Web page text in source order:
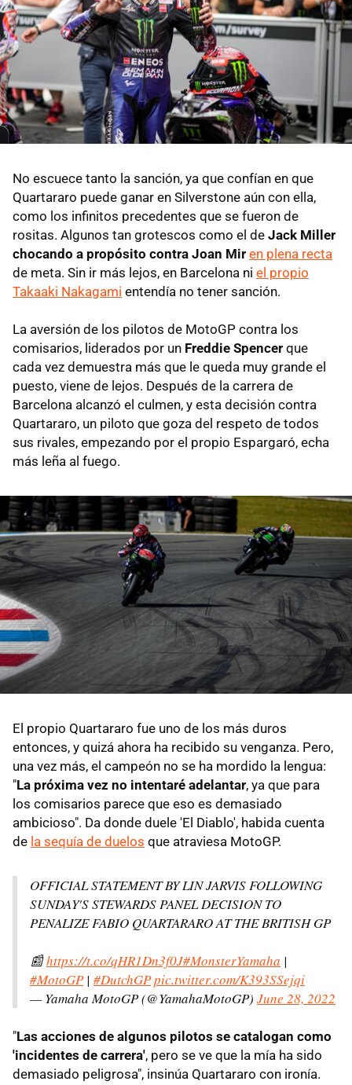
No escuece tanto la sanción, ya que confían en que
Quartararo puede ganar en Silverstone aún con ella,
como los infinitos precedentes que se fueron de
rositas. Algunos tan grotescos como el de Jack Miller
chocando a propósito contra Joan Mir en plena recta
de meta. Sin ir más lejos, en Barcelona ni el propio
Takaaki Nakagami entendía no tener sanción.
La aversión de los pilotos de MotoGP contra los
comisarios, liderados por un Freddie Spencer que
cada vez demuestra más que le queda muy grande el
puesto, viene de lejos. Después de la carrera de
Barcelona alcanzó el culmen, y esta decisión contra
Quartararo, un piloto que goza del respeto de todos
sus rivales, empezando por el propio Espargaró, echa
más leña al fuego.
El propio Quartararo fue uno de los más duros
entonces, y quizá ahora ha recibido su venganza. Pero,
una vez más, el campeón no se ha mordido la lengua:
"La próxima vez no intentaré adelantar, ya que para
los comisarios parece que eso es demasiado
ambicioso". Da donde duele 'El Diablo', habida cuenta
de la sequía de duelos que atraviesa MotoGP.
OFFICIAL STATEMENT BY LIN JARVIS FOLLOWING
SUNDAY'S STEWARDS PANEL DECISION TO
PENALIZE FABIO QUARTARARO AT THE BRITISH GP
📰https://t.co/qHR1Dn3f0J#MonsterYamaha |
#MotoGP| #DutchGPpic.twitter.com/K393SSejqi
— Yamaha MotoGP (@YamahaMotoGP) June 28, 2022
"Las acciones de algunos pilotos se catalogan como
'incidentes de carrera', pero se ve que la mía ha sido
demasiado peligrosa", insinúa Quartararo con ironía.